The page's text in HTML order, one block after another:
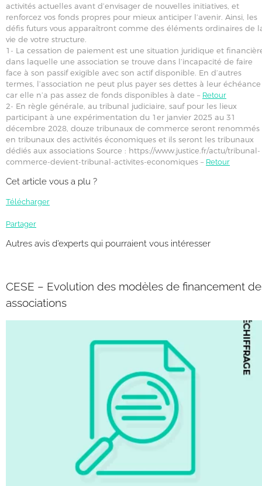
activités actuelles avant d’envisager de nouvelles initiatives, et
renforcez vos fonds propres pour mieux anticiper l’avenir. Ainsi, les
défis futurs vous apparaîtront comme des éléments ordinaires de
vie de votre structure.
1- La cessation de paiement est une situation juridique et
dans laquelle une association se trouve dans l’incapacité de faire
face à son passif exigible avec son actif disponible. En d’autres
termes, l’association ne peut plus payer ses dettes à leur échéance
car elle n’a pas assez de fonds disponibles à date – Retour
2- En règle générale, au tribunal judiciaire, sauf pour les lieux
participant à une expérimentation du 1er janvier 2025 au 31
décembre 2028, douze tribunaux de commerce seront renommés
en tribunaux des activités économiques et ils seront les tribunaux
dédiés aux associations Source : https://www.justice.fr/actu/tribunal-
commerce-devient-tribunal-activites-economiques – Retour
Cet article vous a plu ?
Télécharger
Partager
Autres avis d’experts qui pourraient vous intéresser
CESE – Evolution des modèles de financement
associations